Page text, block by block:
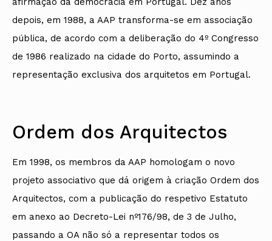
depois, em 1988, a AAP transforma-se em associação
pública, de acordo com a deliberação do 4º Congresso
de 1986 realizado na cidade do Porto, assumindo a
representação exclusiva dos arquitetos em Portugal.
Ordem dos Arquitectos
Em 1998, os membros da AAP homologam o novo
projeto associativo que dá origem à criação Ordem dos
Arquitectos, com a publicação do respetivo Estatuto
em anexo ao Decreto-Lei nº176/98, de 3 de Julho,
passando a OA não só a representar todos os